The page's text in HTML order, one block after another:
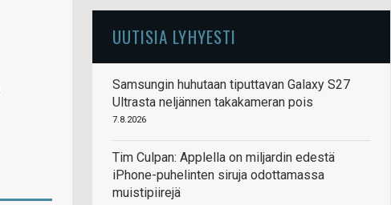
UUTISIA LYHYESTI
Samsungin huhutaan tiputtavan Galaxy S27
Ultrasta neljännen takakameran pois
7.8.2026
Tim Culpan: Applella on miljardin edestä
iPhone-puhelinten siruja odottamassa
muistipiirejä